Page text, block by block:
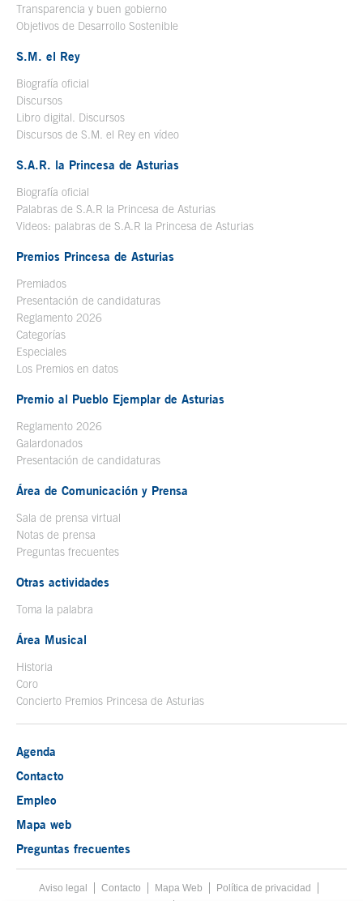
Transparencia y buen gobierno
Objetivos de Desarrollo Sostenible
S.M. el Rey
Biografía oficial
Discursos
Libro digital. Discursos
Discursos de S.M. el Rey en vídeo
S.A.R. la Princesa de Asturias
Biografía oficial
Palabras de S.A.R la Princesa de Asturias
Videos: palabras de S.A.R la Princesa de Asturias
Premios Princesa de Asturias
Premiados
Presentación de candidaturas
Reglamento 2026
Categorías
Especiales
Los Premios en datos
Premio al Pueblo Ejemplar de Asturias
Reglamento 2026
Galardonados
Presentación de candidaturas
Área de Comunicación y Prensa
Sala de prensa virtual
Notas de prensa
Preguntas frecuentes
Otras actividades
Toma la palabra
Área Musical
Historia
Coro
Concierto Premios Princesa de Asturias
Agenda
Contacto
Empleo
Mapa web
Preguntas frecuentes
Menú pie
Aviso legal Tecla de acceso 8
Contacto Mapa Web
Política de privacidad